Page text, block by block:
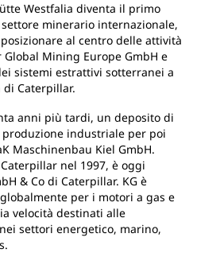
Westfalia diventa il primo
minerario internazionale,
al centro delle attività
Mining Europe GmbH e
sistemi estrattivi sotterranei a
Caterpillar.
anni più tardi, un deposito di
produzione industriale per poi
Maschinenbau Kiel GmbH.
nel 1997, è oggi
& Co di Caterpillar. KG è
per i motori a gas e
velocità destinati alle
settori energetico, marino,